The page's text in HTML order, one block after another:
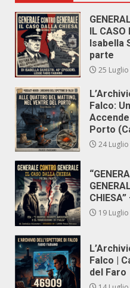
IL CASO
Isabella
parte
25
Falco:
Porto
24
19
Falco |
del Faro